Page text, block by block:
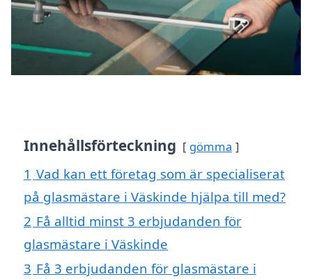
Innehållsförteckning gömma
1 Vad kan ett företag som är specialiserat
på glasmästare i Väskinde hjälpa till med?
2 Få alltid minst 3 erbjudanden för
glasmästare i Väskinde
3 Få 3 erbjudanden för glasmästare i